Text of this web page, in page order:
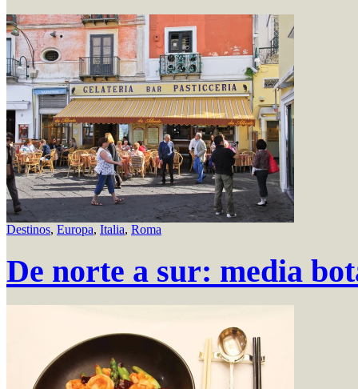
Destinos, Europa, Italia, Roma
De norte a sur: media